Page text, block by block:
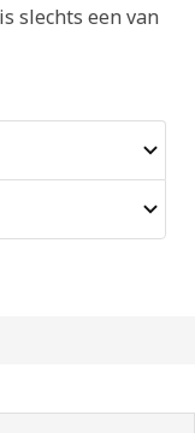
slechts een van